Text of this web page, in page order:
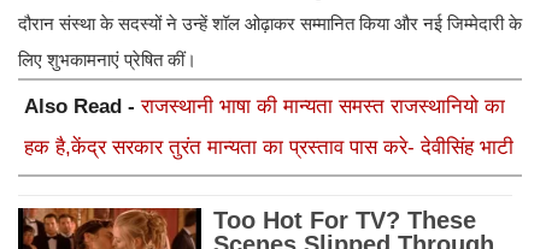
दौरान संस्था के सदस्यों ने उन्हें शॉल ओढ़ाकर सम्मानित किया और नई जिम्मेदारी के
लिए शुभकामनाएं प्रेषित कीं।
Also Read -राजस्थानी भाषा की मान्यता समस्त राजस्थानियो का
हक है,केंद्र सरकार तुरंत मान्यता का प्रस्ताव पास करे- देवीसिंह भाटी